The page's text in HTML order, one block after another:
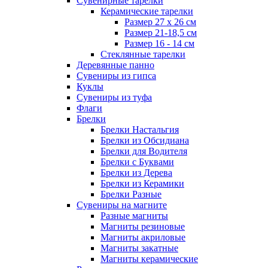
Керамические тарелки
Размер 27 х 26 см
Размер 21-18,5 см
Размер 16 - 14 см
Стеклянные тарелки
Деревянные панно
Сувениры из гипса
Куклы
Сувениры из туфа
Флаги
Брелки
Брелки Настальгия
Брелки из Обсидиана
Брелки для Водителя
Брелки с Буквами
Брелки из Дерева
Брелки из Керамики
Брелки Разные
Сувениры на магните
Разные магниты
Магниты резиновые
Магниты акриловые
Магниты закатные
Магниты керамические